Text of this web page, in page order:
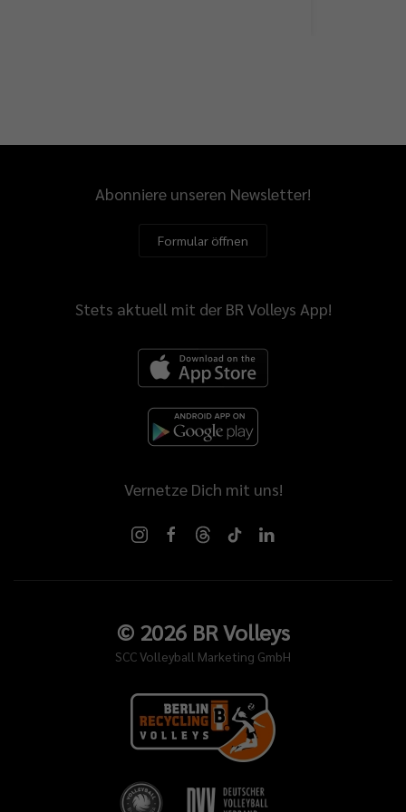
Abonniere unseren Newsletter!
Formular öffnen
Stets aktuell mit der BR Volleys App!
Vernetze Dich mit uns!
© 2026BR Volleys
SCC Volleyball Marketing GmbH